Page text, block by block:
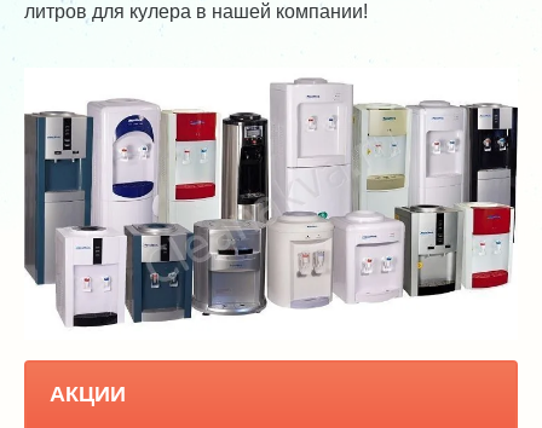
литров для кулера в нашей компании!
АКЦИИ